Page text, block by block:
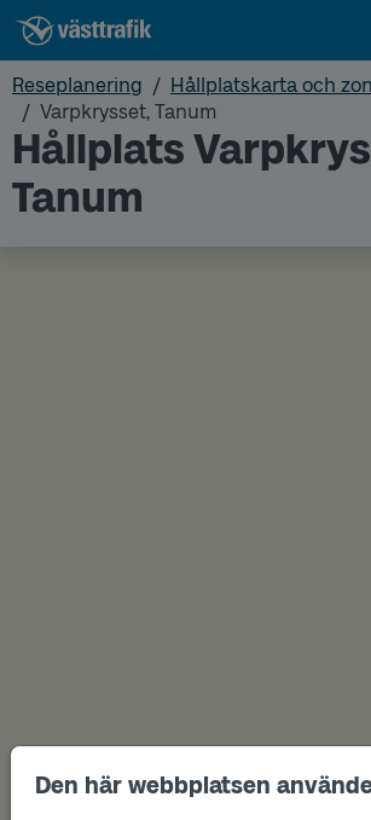
Den här webbplatsen
Reseplanering
Hållplatskarta och
Varpkrysset, Tanum
Hållplats
Tanum